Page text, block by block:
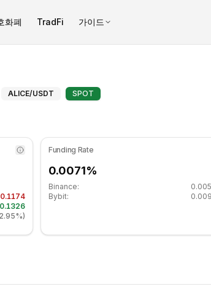
화폐 TradFi 가이드
다 중립 구간에 있습니다. 일간 추세는 하락
마이 네이버 앨리스
ALICE/USDT SPOT
)
Funding Rate
0.0071%
Binance:
Bybit: